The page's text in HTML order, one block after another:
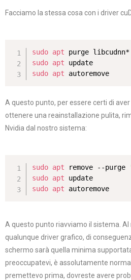
Facciamo la stessa cosa con i driver
sudo apt
sudo apt
sudo apt autoremove
A questo punto, per essere certi di
ottenere una reainstallazione pulita,
Nvidia dal nostro sistema:
sudo apt remove --purge
sudo apt
sudo apt autoremove
A questo punto riavviamo il sistema. Al
qualunque driver grafico, di
schermo sarà quella minima
preoccupatevi, è assolutamente
premettevo prima, dovreste avere